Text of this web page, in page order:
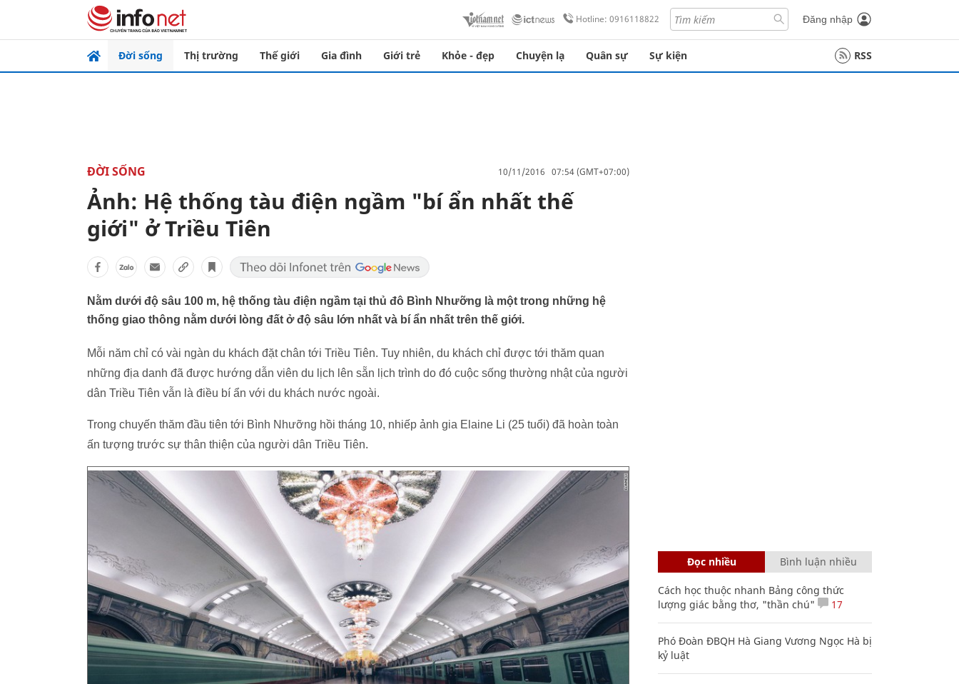
Hotline: 0916118822 Đăng nhập
Đời sống Thị trường Thế giới Gia đình Giới trẻ Khỏe - đẹp Chuyện lạ Quân sự Sự kiện RSS
ĐỜI SỐNG 10/11/2016 07:54 (GMT+07:00)
Ảnh: Hệ thống tàu điện ngầm "bí ẩn nhất thế
giới" ở Triều Tiên
Nằm dưới độ sâu 100 m, hệ thống tàu điện ngầm tại thủ đô Bình Nhưỡng là một trong những hệ
thống giao thông nằm dưới lòng đất ở độ sâu lớn nhất và bí ẩn nhất trên thế giới.
Mỗi năm chỉ có vài ngàn du khách đặt chân tới Triều Tiên. Tuy nhiên, du khách chỉ được tới thăm quan
những địa danh đã được hướng dẫn viên du lịch lên sẵn lịch trình do đó cuộc sống thường nhật của người
dân Triều Tiên vẫn là điều bí ẩn với du khách nước ngoài.
Trong chuyến thăm đầu tiên tới Bình Nhưỡng hồi tháng 10, nhiếp ảnh gia Elaine Li (25 tuổi) đã hoàn toàn
ấn tượng trước sự thân thiện của người dân Triều Tiên.
Đọc nhiều Bình luận nhiều
Cách học thuộc nhanh Bảng công thức
lượng giác bằng thơ, "thần chú"
17
Phó Đoàn ĐBQH Hà Giang Vương Ngọc Hà bị
kỷ luật